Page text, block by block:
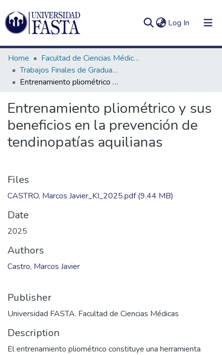
Log In (current)
Communities
&
Collections
All of DSpace
In(current)
Home
Facultad de Ciencias Médicas
Trabajos Finales de Graduación de Licenciatura en Kinesiología
Entrenamiento pliométrico y sus beneficios en la prevención de tendinopatías aquilianas
Entrenamiento pliométrico y sus
beneficios en la prevención de
tendinopatías aquilianas
Files
CASTRO, Marcos Javier_KI_2025.pdf(9.44 MB)
Date
2025
Authors
Castro, Marcos Javier
Publisher
Universidad FASTA. Facultad de Ciencias Médicas
Description
El entrenamiento pliométrico constituye una herramienta